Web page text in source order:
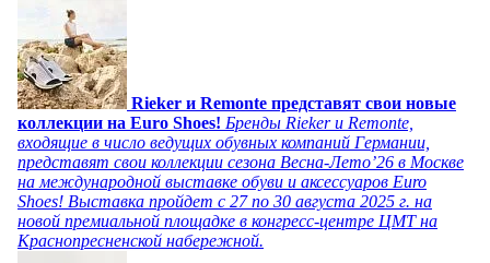
Rieker и Remonte представят свои новые
коллекции на Euro Shoes! Бренды Rieker и Remonte,
входящие в число ведущих обувных компаний Германии,
представят свои коллекции сезона Весна-Лето’26 в Москве
на международной выставке обуви и аксессуаров Euro
Shoes! Выставка пройдет c 27 по 30 августа 2025 г. на
новой премиальной площадке в конгресс-центре ЦМТ на
Краснопресненской набережной.